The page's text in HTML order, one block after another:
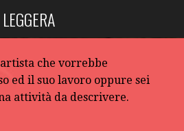
che vorrebbe
ed il suo lavoro oppure sei
attività da descrivere.